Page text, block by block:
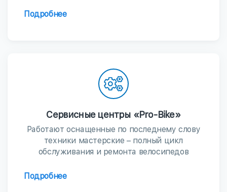
Подробнее
Сервисные центры «Pro-Bike»
Работают оснащенные по последнему слову
техники мастерские – полный цикл
обслуживания и ремонта велосипедов
Подробнее